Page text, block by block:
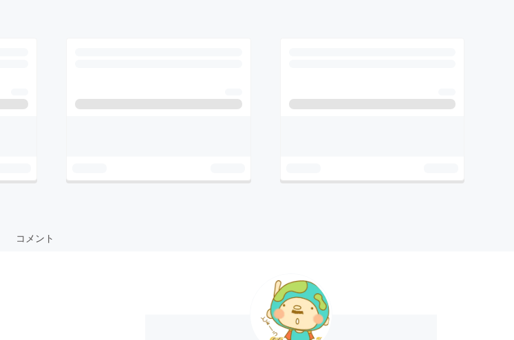
コメント